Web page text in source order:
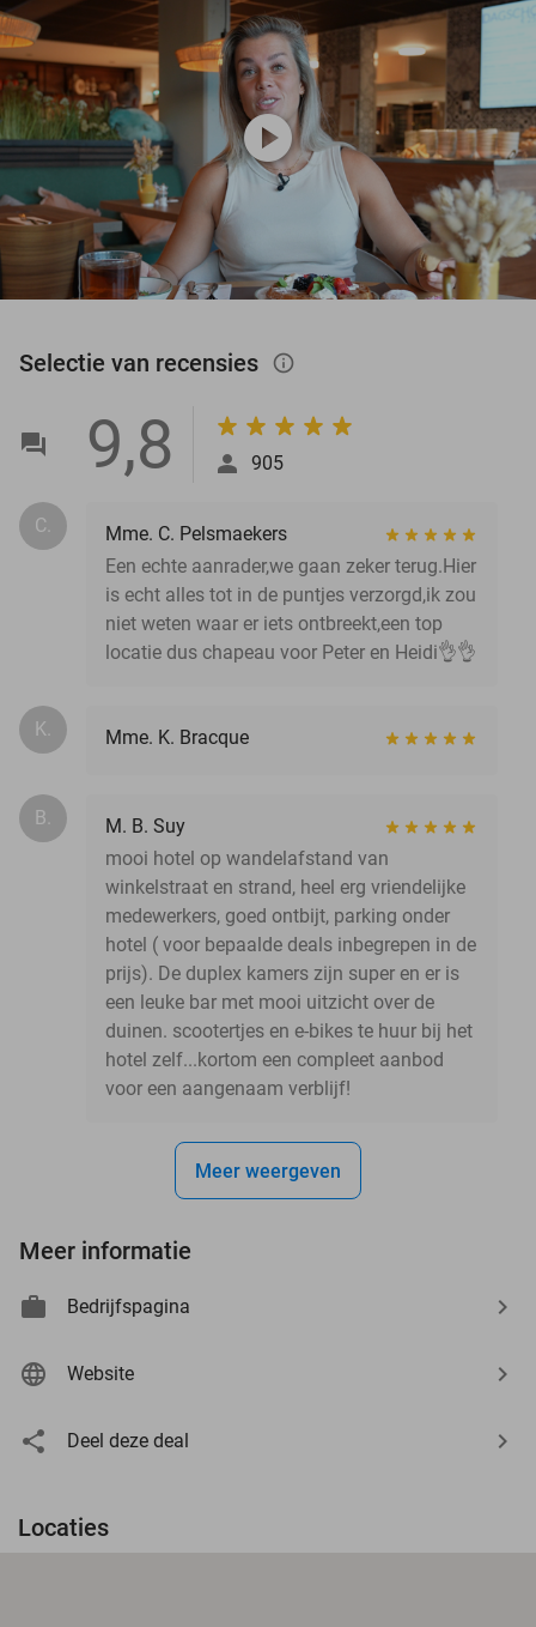
play_circle
Selectie van recensies info_outlined
9,8 905
C.
Mme. C. Pelsmaekers
Een echte aanrader,we gaan zeker terug.Hier
is echt alles tot in de puntjes verzorgd,ik zou
niet weten waar er iets ontbreekt,een top
locatie dus chapeau voor Peter en Heidi👌👌
K. Mme. K. Bracque
B.
M. B. Suy
mooi hotel op wandelafstand van
winkelstraat en strand, heel erg vriendelijke
medewerkers, goed ontbijt, parking onder
hotel ( voor bepaalde deals inbegrepen in de
prijs). De duplex kamers zijn super en er is
een leuke bar met mooi uitzicht over de
duinen. scootertjes en e-bikes te huur bij het
hotel zelf...kortom een compleet aanbod
voor een aangenaam verblijf!
Meer weergeven
Meer informatie
Bedrijfspagina
Website
Deel deze deal
Locaties